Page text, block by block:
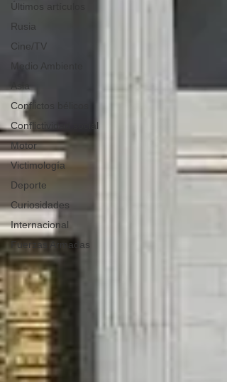
Últimos artículos
Rusia
Cine/TV
Medio Ambiente
Asia
Conflictos bélicos
Conflictividad social
Motor
Victimología
Deporte
Curiosidades
Internacional
Fuerzas Armadas